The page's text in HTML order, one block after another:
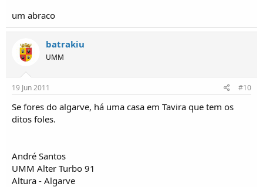
um abraco
batrakiu
UMM
19 Jun 2011 #10
Se fores do algarve, há uma casa em Tavira que tem os
ditos foles.
André Santos
UMM Alter Turbo 91
Altura - Algarve